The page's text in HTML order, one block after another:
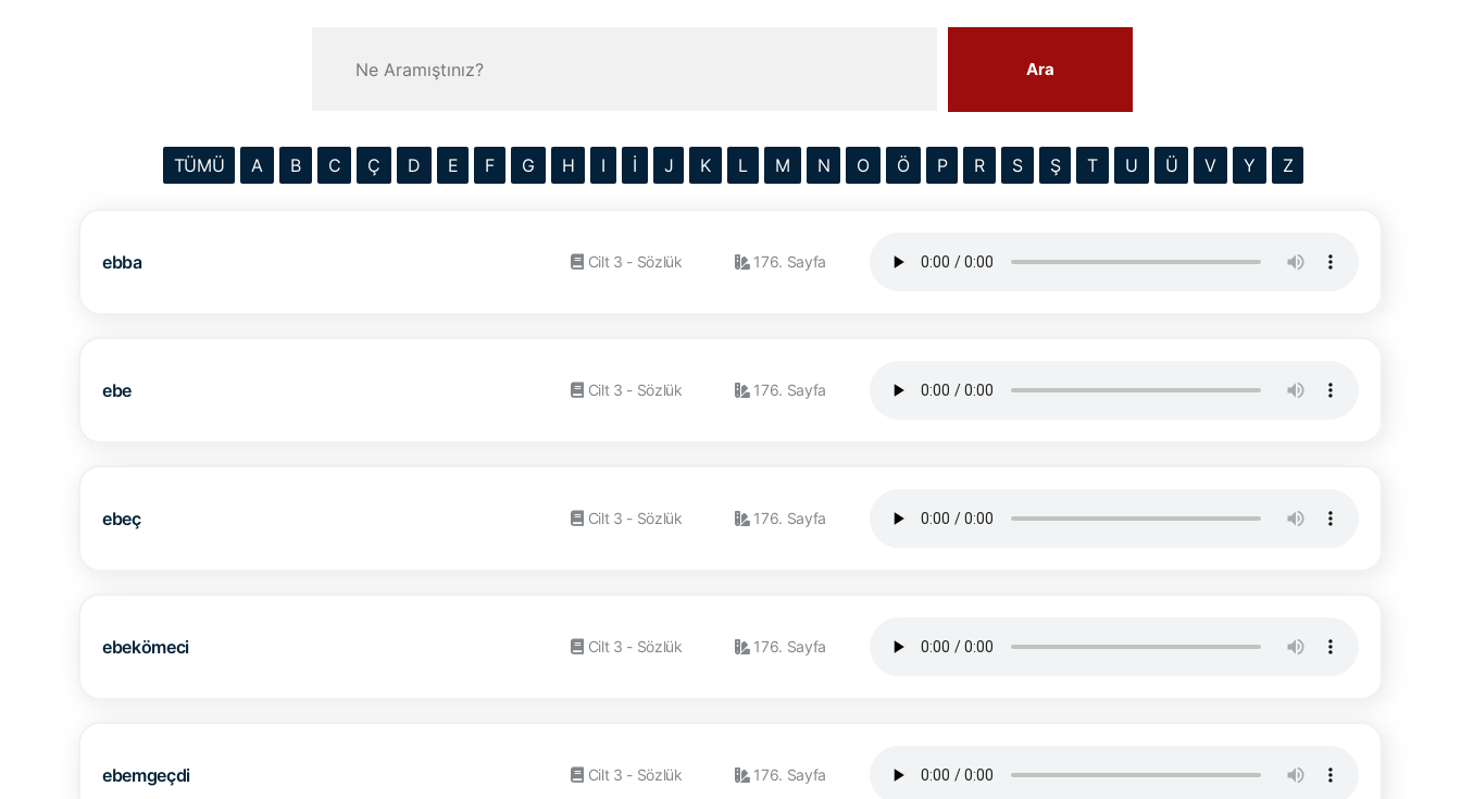
Ara
TÜMÜ A B C Ç D E F G H I İ J K L M N O Ö P R S Ş T U Ü V Y Z
ebba Cilt 3 - Sözlük 176. Sayfa
ebe Cilt 3 - Sözlük 176. Sayfa
ebeç Cilt 3 - Sözlük 176. Sayfa
ebekömeci Cilt 3 - Sözlük 176. Sayfa
ebemgeçdi Cilt 3 - Sözlük 176. Sayfa